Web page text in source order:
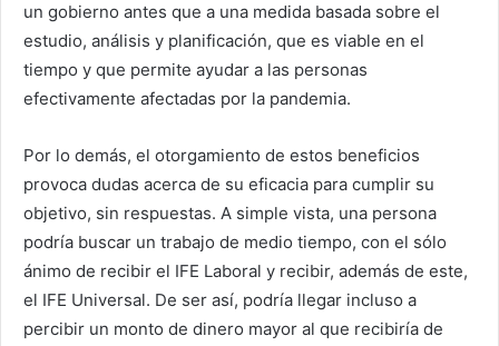
un gobierno antes que a una medida basada sobre el
estudio, análisis y planificación, que es viable en el
tiempo y que permite ayudar a las personas
efectivamente afectadas por la pandemia.
Por lo demás, el otorgamiento de estos beneficios
provoca dudas acerca de su eficacia para cumplir su
objetivo, sin respuestas. A simple vista, una persona
podría buscar un trabajo de medio tiempo, con el sólo
ánimo de recibir el IFE Laboral y recibir, además de este,
el IFE Universal. De ser así, podría llegar incluso a
percibir un monto de dinero mayor al que recibiría de